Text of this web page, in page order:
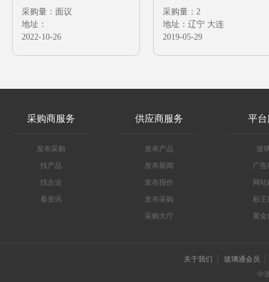
采购量：面议
地址：
2022-10-26
采购量：2
地址：辽宁 大连
2019-05-29
采购商服务
发布采购
找产品
找企业
看资讯
供应商服务
发布产品
发布新闻
发布报价
发布采购
采购大厅
平
玻
广告
网
标王
黄金
关于我们
玻璃通会员
中